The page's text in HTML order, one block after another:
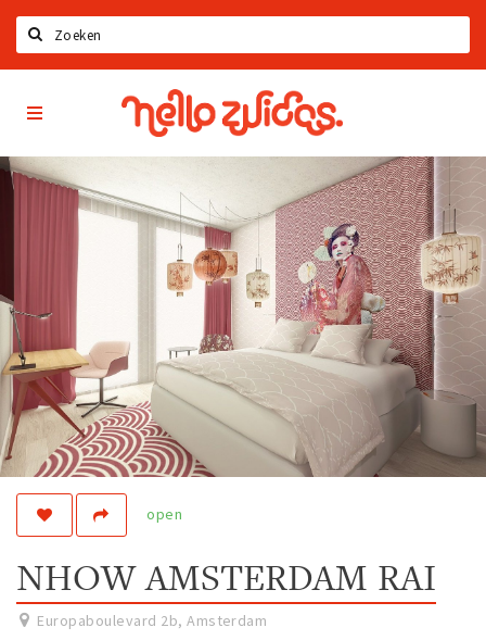
Home
Latest news
Upcoming events
Offers & Deals
Restaurants
Bars
Hotels
Shops
Live
Work
Travel
Sports & leisure
Hello
Zuidas
App
open
NHOW AMSTERDAM RAI
Europaboulevard 2b,Amsterdam